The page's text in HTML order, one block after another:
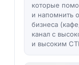
которые
и напомнить
бизнеса
канал с
и высоким